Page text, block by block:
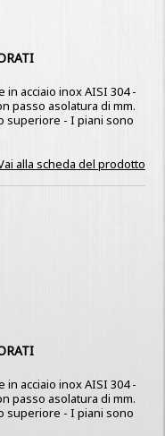
in acciaio inox AISI 304 -
passo asolatura di mm.
superiore - I piani sono
alla scheda del prodotto
in acciaio inox AISI 304 -
passo asolatura di mm.
superiore - I piani sono